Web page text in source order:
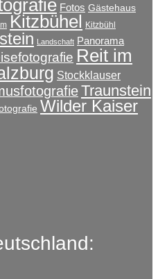
Fotos Gästehaus
Kitzbühel Kitzbühl
Landschaft Panorama
Reit im
Stockklauser
Traunstein
Wilder Kaiser